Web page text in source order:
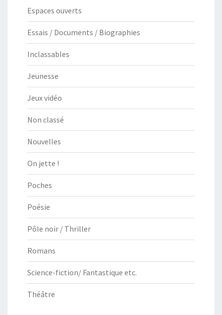
Espaces ouverts
Essais / Documents / Biographies
Inclassables
Jeunesse
Jeux vidéo
Non classé
Nouvelles
On jette !
Poches
Poésie
Pôle noir / Thriller
Romans
Science-fiction/ Fantastique etc.
Théâtre